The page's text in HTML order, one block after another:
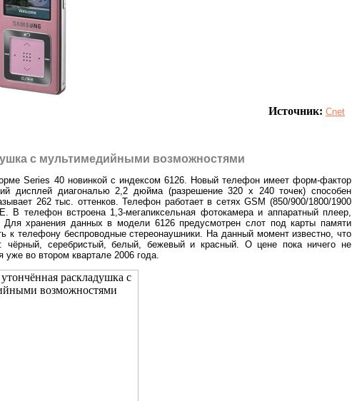
Источник: Cnet
с мультимедийными возможностями
Series 40 новинкой с индексом 6126. Новый телефон имеет форм-фактор
дисплей диагональю 2,2 дюйма (разрешение 320 х 240 точек) способен
262 тыс. оттенков. Телефон работает в сетях GSM (850/900/1800/1900
В телефон встроена 1,3-мегапиксельная фотокамера и аппаратный плеер,
хранения данных в модели 6126 предусмотрен слот под карты памяти
к телефону беспроводные стереонаушники. На данный момент известно, что
чёрный, серебристый, белый, бежевый и красный. О цене пока ничего не
уже во втором квартале 2006 года.